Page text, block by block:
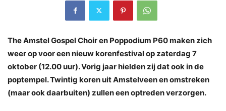
The Amstel Gospel Choir en Poppodium P60 maken zich
weer op voor een nieuw korenfestival op zaterdag 7
oktober (12.00 uur). Vorig jaar hielden zij dat ook in de
poptempel. Twintig koren uit Amstelveen en omstreken
(maar ook daarbuiten) zullen een optreden verzorgen.